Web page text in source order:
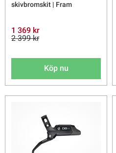
skivbromskit | Fram
1 369 kr
2 399 kr
Köp nu